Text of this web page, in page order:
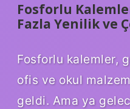
Fosforlu
Fazla Yenilik ve
Fosforlu kalemler,
ofis ve okul
geldi. Ama ya